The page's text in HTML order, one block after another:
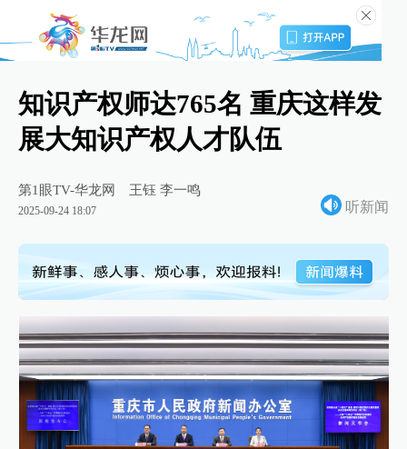
知识产权师达765名 重庆这样发
展大知识产权人才队伍
第1眼TV-华龙网 王钰 李一鸣
2025-09-24 18:07 听新闻